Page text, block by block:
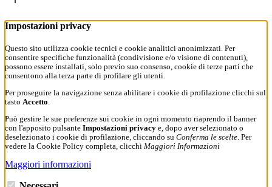
Impostazioni privacy
Questo sito utilizza cookie tecnici e cookie analitici anonimizzati. Per
consentire specifiche funzionalità (condivisione e/o visione di contenuti),
possono essere installati, solo previo suo consenso, cookie di terze parti che
consentono alla terza parte di profilare gli utenti.
Per proseguire la navigazione senza abilitare i cookie di profilazione clicchi sul
tasto Accetto.
Può gestire le sue preferenze sui cookie in ogni momento riaprendo il banner
con l'apposito pulsante Impostazioni privacy e, dopo aver selezionato o
deselezionato i cookie di profilazione, cliccando su Conferma le scelte . Per
vedere la Cookie Policy completa, clicchi Maggiori Informazioni
Maggiori informazioni